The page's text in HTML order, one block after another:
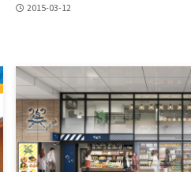
2015-03-12